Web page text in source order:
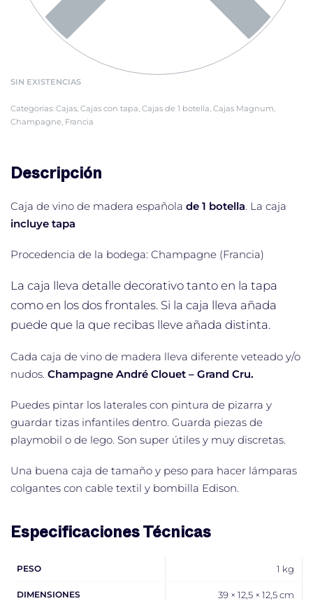
SIN EXISTENCIAS
Categorías: Cajas, Cajas con tapa, Cajas de 1 botella, Cajas Magnum,
Champagne, Francia
Descripción
Caja de vino de madera española de 1 botella. La caja
incluye tapa
Procedencia de la bodega: Champagne (Francia)
La caja lleva detalle decorativo tanto en la tapa
como en los dos frontales. Si la caja lleva añada
puede que la que recibas lleve añada distinta.
Cada caja de vino de madera lleva diferente veteado y/o
nudos. Champagne André Clouet – Grand Cru.
Puedes pintar los laterales con pintura de pizarra y
guardar tizas infantiles dentro. Guarda piezas de
playmobil o de lego. Son super útiles y muy discretas.
Una buena caja de tamaño y peso para hacer lámparas
colgantes con cable textil y bombilla Edison.
Especificaciones Técnicas
PESO 1 kg
DIMENSIONES 39 × 12,5 × 12,5 cm